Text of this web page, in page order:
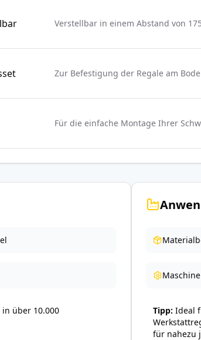
Verstellbar in einem Abstand von
Zur Befestigung der Regale am
Für die einfache Montage Ihrer
über 10.000
Tipp Ideal
für nahezu